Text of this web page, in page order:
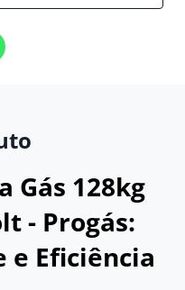
Gás 128kg
- Progás:
e Eficiência